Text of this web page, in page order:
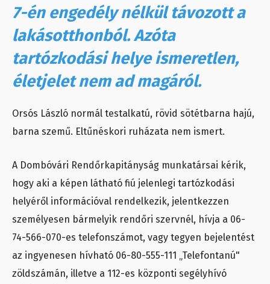
7-én engedély nélkül távozott a
lakásotthonból. Azóta
tartózkodási helye ismeretlen,
életjelet nem ad magáról.
Orsós László normál testalkatú, rövid sötétbarna hajú,
barna szemű. Eltűnéskori ruházata nem ismert.
A Dombóvári Rendőrkapitányság munkatársai kérik,
hogy aki a képen látható fiú jelenlegi tartózkodási
helyéről információval rendelkezik, jelentkezzen
személyesen bármelyik rendőri szervnél, hívja a 06-
74-566-070-es telefonszámot, vagy tegyen bejelentést
az ingyenesen hívható 06-80-555-111 „Telefontanú"
zöldszámán, illetve a 112-es központi segélyhívó